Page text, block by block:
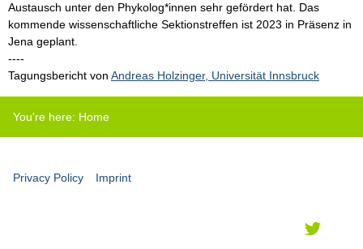
Austausch unter den Phykolog*innen sehr gefördert hat. Das
kommende wissenschaftliche Sektionstreffen ist 2023 in Präsenz in
Jena geplant.
----
Tagungsbericht von Andreas Holzinger, Universität Innsbruck
You're here: Home
Privacy Policy Imprint